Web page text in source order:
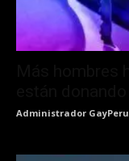
Administrador GayPeru